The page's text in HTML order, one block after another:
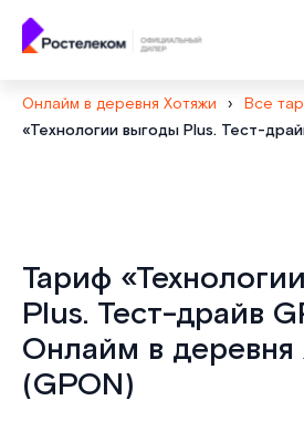
Онлайм в деревня Хотяжи › Все
«Технологии выгоды Plus. Тест-
Тариф
Plus. Тест-драйв
Онлайм в деревня
(GPON)